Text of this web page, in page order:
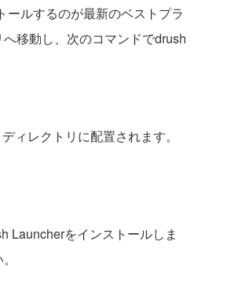
ルするのが最新のベストプラ
移動し、次のコマンドでdrush
ィレクトリに配置されます。
Launcherをインストールしま